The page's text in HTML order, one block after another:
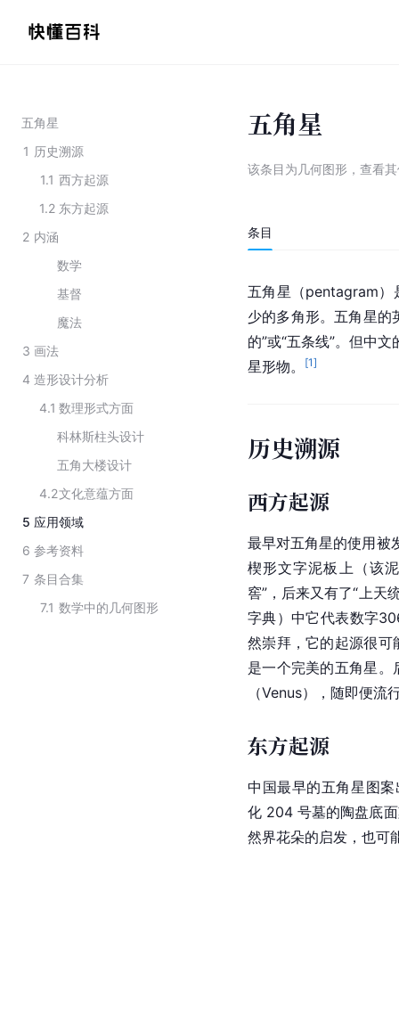
五角星
1 历史溯源
1.1 西方起源
1.2 东方起源
2 内涵
数学
基督
魔法
3 画法
4 造形设计分析
4.1 数理形式方面
科林斯柱头设计
五角大楼设计
4.2文化意蕴方面
5 应用领域
6 参考资料
7 条目合集
7.1 数学中的几何图形
五角星
该条目为 几何图形 ， 查看
条目
五角星（pentagram）
少的多角形。五角星的
的”或“五条线”。但中
星形物。
[1]
历史溯源
西方起源
最早对五角星的使用被
楔形文字泥板上（该
窖”，后来又有了“上天
字典）中它代表数字
然崇拜，它的起源很可
是一个完美的五角星
（Venus），随即便流
东方起源
中国最早的五角星图
化 204 号墓的陶盘底
然界花朵的启发，也可